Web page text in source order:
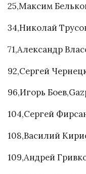
25,Максим
34,Николай
71,Александр
92,Сергей
96,Игорь
104,Сергей
108,Василий
109,Андрей